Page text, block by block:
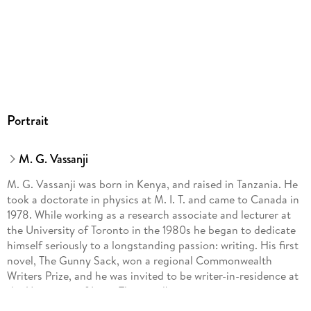
Portrait
M. G. Vassanji
M. G. Vassanji was born in Kenya, and raised in Tanzania. He
took a doctorate in physics at M. I. T. and came to Canada in
1978. While working as a research associate and lecturer at
the University of Toronto in the 1980s he began to dedicate
himself seriously to a longstanding passion: writing. His first
novel, The Gunny Sack, won a regional Commonwealth
Writers Prize, and he was invited to be writer-in-residence at
the University of Iowa. The novel's success was a spur,